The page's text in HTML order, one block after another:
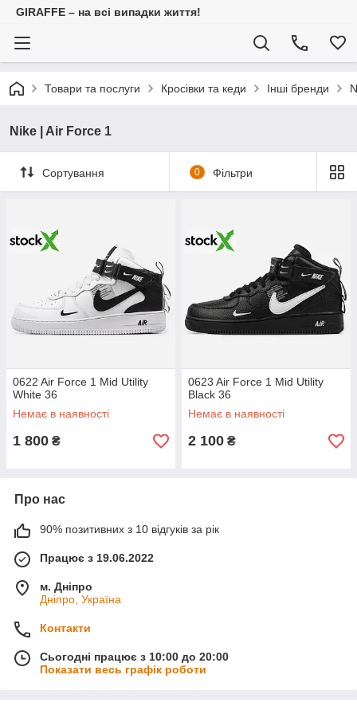
GIRAFFE – на всі випадки життя!
Товари та послуги Кросівки та кеди Інші бренди
Nike | Air Force 1
Сортування 0 Фільтри
0622 Air Force 1 Mid Utility
White 36
Немає в наявності
1 800 ₴
0623 Air Force 1 Mid Utility
Black 36
Немає в наявності
2 100 ₴
Про нас
90% позитивних з 10 відгуків за рік
Працює з 19.06.2022
м. Дніпро
Дніпро, Україна
Контакти
Сьогодні працює з 10:00 до 20:00
Показати весь графік роботи